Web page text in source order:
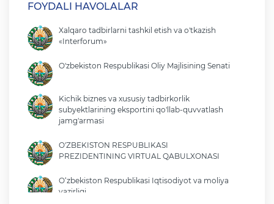
FOYDALI HAVOLALAR
Xalqaro tadbirlarni tashkil etish va o'tkazish
«Interforum»
O'zbekiston Respublikasi Oliy Majlisining Senati
Kichik biznes va xususiy tadbirkorlik
subyektlarining eksportini qo'llab-quvvatlash
jamg'armasi
O'ZBEKISTON RESPUBLIKASI
PREZIDENTINING VIRTUAL QABULXONASI
O‘zbekiston Respublikasi Iqtisodiyot va moliya
vazirligi